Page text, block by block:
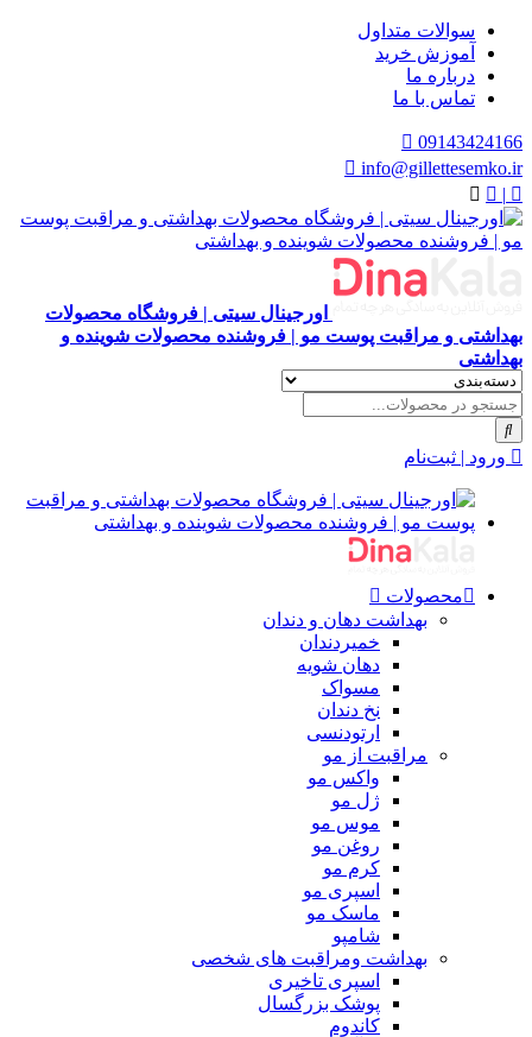
سوالات متداول
آموزش خرید
درباره ما
تماس با ما
09143424166
info@gillettesemko.ir
|
اورجینال سیتی | فروشگاه محصولات
بهداشتی و مراقبت پوست مو | فروشنده محصولات شوینده و
بهداشتی
ورود | ثبت‌نام
محصولات
بهداشت دهان و دندان
خمیردندان
دهان شویه
مسواک
نخ دندان
ارتودنسی
مراقبت از مو
واکس مو
ژل مو
موس مو
روغن مو
کرم مو
اسپری مو
ماسک مو
شامپو
بهداشت ومراقبت های شخصی
اسپری تاخیری
پوشک بزرگسال
کاندوم